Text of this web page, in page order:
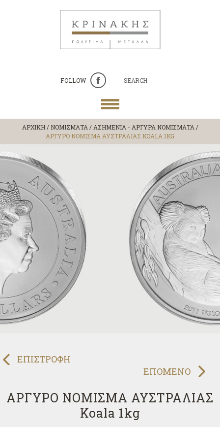
FOLLOW SEARCH
ΑΡΧΙΚΗ/ ΝΟΜΙΣΜΑΤΑ / ΑΣΗΜΕΝΙΑ - ΑΡΓΥΡΑ ΝΟΜΙΣΜΑΤΑ /
ΑΡΓΥΡΟ ΝΟΜΙΣΜΑ ΑΥΣΤΡΑΛΙΑΣ KOALA 1KG
ΕΠΙΣΤΡΟΦΗ
ΕΠΟΜΕΝΟ
ΠΡΟΗΓΟΥΜΕΝΟ
ΑΡΓΥΡΟ ΝΟΜΙΣΜΑ ΑΥΣΤΡΑΛΙΑΣ
Koala 1kg